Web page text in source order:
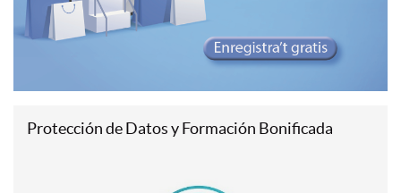
Protección de Datos y Formación Bonificada